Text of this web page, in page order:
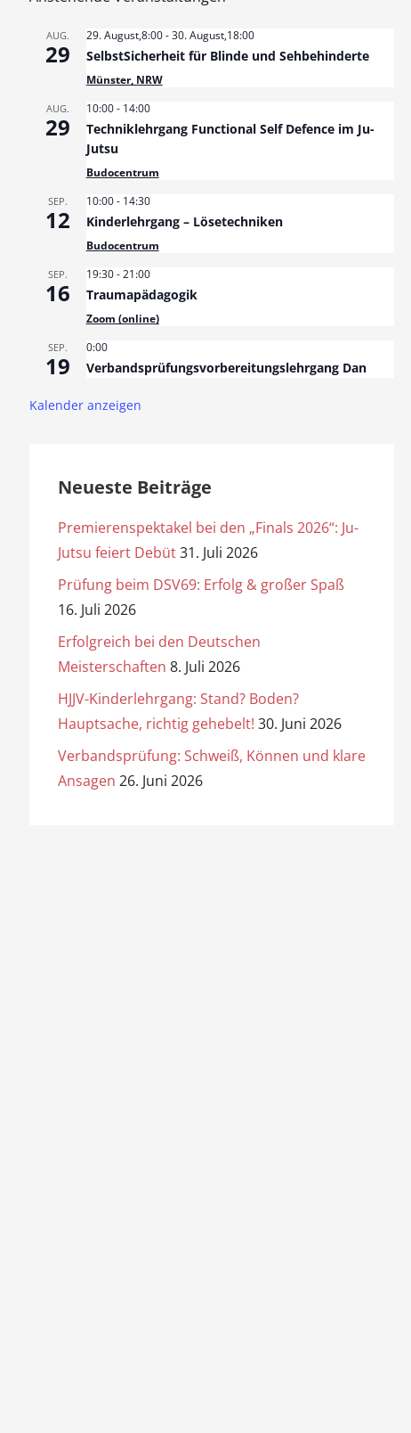
AUG.
29
29. August,8:00-30. August,18:00
SelbstSicherheit für Blinde und Sehbehinderte
Münster, NRW
AUG.
29
10:00- 14:00
Techniklehrgang Functional Self Defence im Ju-
Jutsu
Budocentrum
SEP.
12
10:00- 14:30
Kinderlehrgang – Lösetechniken
Budocentrum
SEP.
16
19:30-21:00
Traumapädagogik
Zoom (online)
SEP.
19
0:00
Verbandsprüfungsvorbereitungslehrgang Dan
Kalender anzeigen
Neueste Beiträge
Premierenspektakel bei den „Finals 2026“: Ju-
Jutsu feiert Debüt31. Juli 2026
Prüfung beim DSV69: Erfolg & großer Spaß
16. Juli 2026
Erfolgreich bei den Deutschen
Meisterschaften 8. Juli 2026
HJJV-Kinderlehrgang: Stand? Boden?
Hauptsache, richtig gehebelt! 30. Juni 2026
Verbandsprüfung: Schweiß, Können und klare
Ansagen 26. Juni 2026